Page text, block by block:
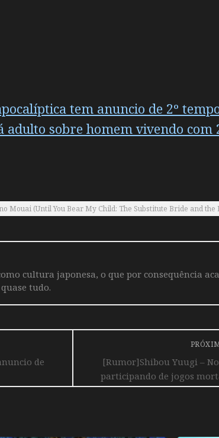
tem anuncio de 2º
adulto sobre homem vivendo
(Until You Bear My Child: The Substitute Bride and the
cultura japonesa, o que por consequência
tudo.
[Rumor]Shibou Yuugi –
participando de jogos
de